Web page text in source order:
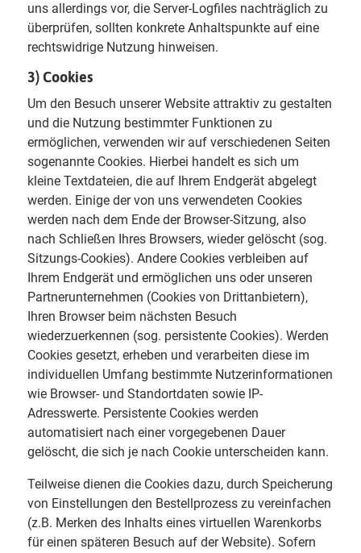
uns allerdings vor, die Server-Logfiles nachträglich zu
überprüfen, sollten konkrete Anhaltspunkte auf eine
rechtswidrige Nutzung hinweisen.
3) Cookies
Um den Besuch unserer Website attraktiv zu gestalten
und die Nutzung bestimmter Funktionen zu
ermöglichen, verwenden wir auf verschiedenen Seiten
sogenannte Cookies. Hierbei handelt es sich um
kleine Textdateien, die auf Ihrem Endgerät abgelegt
werden. Einige der von uns verwendeten Cookies
werden nach dem Ende der Browser-Sitzung, also
nach Schließen Ihres Browsers, wieder gelöscht (sog.
Sitzungs-Cookies). Andere Cookies verbleiben auf
Ihrem Endgerät und ermöglichen uns oder unseren
Partnerunternehmen (Cookies von Drittanbietern),
Ihren Browser beim nächsten Besuch
wiederzuerkennen (sog. persistente Cookies). Werden
Cookies gesetzt, erheben und verarbeiten diese im
individuellen Umfang bestimmte Nutzerinformationen
wie Browser- und Standortdaten sowie IP-
Adresswerte. Persistente Cookies werden
automatisiert nach einer vorgegebenen Dauer
gelöscht, die sich je nach Cookie unterscheiden kann.
Teilweise dienen die Cookies dazu, durch Speicherung
von Einstellungen den Bestellprozess zu vereinfachen
(z.B. Merken des Inhalts eines virtuellen Warenkorbs
für einen späteren Besuch auf der Website). Sofern